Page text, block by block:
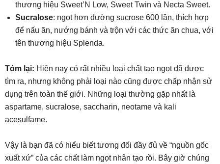
thương hiệu Sweet’N Low, Sweet Twin và Necta Sweet.
Sucralose: ngọt hơn đường sucrose 600 lần, thích hợp
để nấu ăn, nướng bánh và trộn với các thức ăn chua, với
tên thương hiệu Splenda.
Tóm lại: Hiện nay có rất nhiều loại chất tạo ngọt đã được
tìm ra, nhưng không phải loại nào cũng được chấp nhận sử
dụng trên toàn thế giới. Những loại thường gặp nhất là
aspartame, sucralose, saccharin, neotame và kali
acesulfame.
Vậy là bạn đã có hiểu biết tương đối đầy đủ về “nguồn gốc
xuất xứ” của các chất làm ngọt nhân tạo rồi. Bây giờ chúng